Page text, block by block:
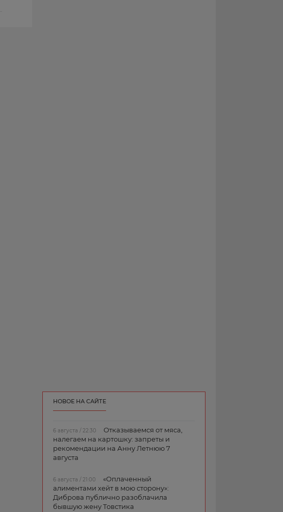
НОВОЕ НА САЙТЕ
6 августа / 22:30
Отказываемся от мяса,
налегаем на картошку: запреты и
рекомендации на Анну Летнюю 7
августа
6 августа / 21:00
«Оплаченный
алиментами хейт в мою сторону»:
Диброва публично разоблачила
бывшую жену Товстика